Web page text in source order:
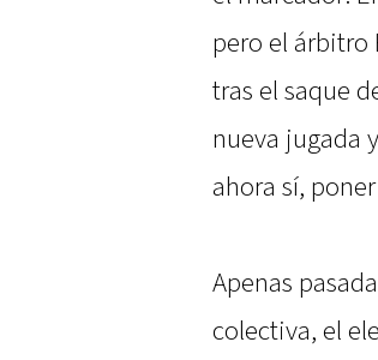
pero el árbitro
tras el saque
nueva jugada
ahora sí,
Apenas
colectiva, el